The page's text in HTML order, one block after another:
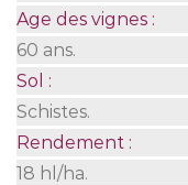
Age des vignes :
60 ans.
Sol :
Schistes.
Rendement :
18 hl/ha.